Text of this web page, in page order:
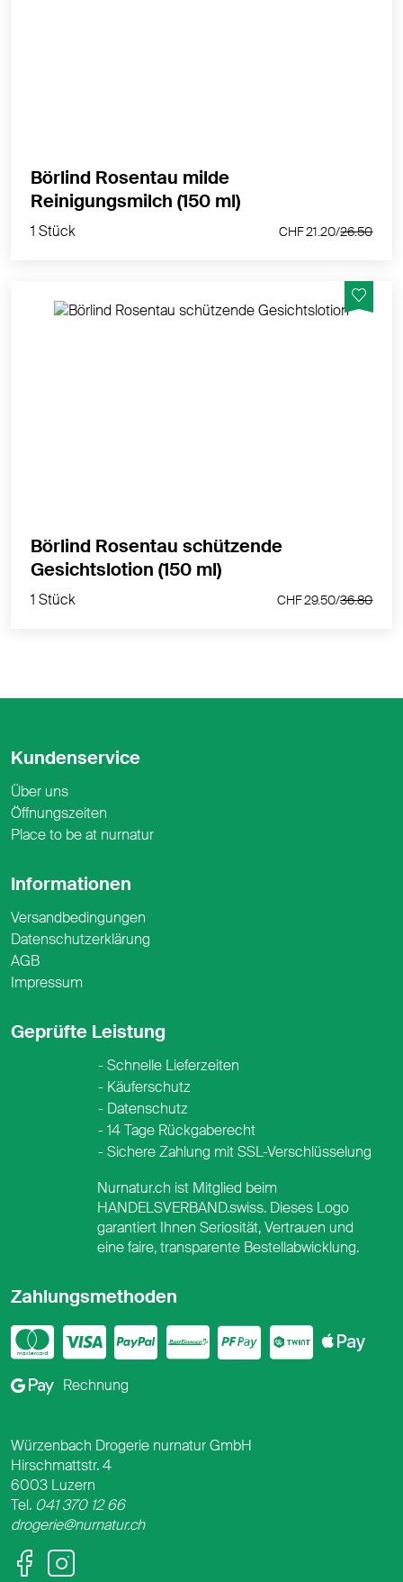
1 Stück
Börlind Rosentau milde
Reinigungsmilch (150 ml)
1 Stück CHF 21.20/26.50
1 Stück
Börlind Rosentau schützende
Gesichtslotion (150 ml)
1 Stück CHF 29.50/36.80
Kundenservice
Über uns
Öffnungszeiten
Place to be at nurnatur
Informationen
Versandbedingungen
Datenschutzerklärung
AGB
Impressum
Geprüfte Leistung
Schnelle Lieferzeiten
Käuferschutz
Datenschutz
14 Tage Rückgaberecht
Sichere Zahlung mit SSL-Verschlüsselung
Zahlungsmethoden
Mastercard
VisaPayPal
PostFinance
Twint
Google Pay
Rechnung
Nurnatur.ch ist Mitglied beim
HANDELSVERBAND.swiss. Dieses Logo
garantiert Ihnen Seriosität, Vertrauen und
eine faire, transparente Bestellabwicklung.
Facebook
Instagram
Würzenbach Drogerie nurnatur GmbH
Hirschmattstr. 4
6003 Luzern
Tel. 041 370 12 66
drogerie@nurnatur.ch